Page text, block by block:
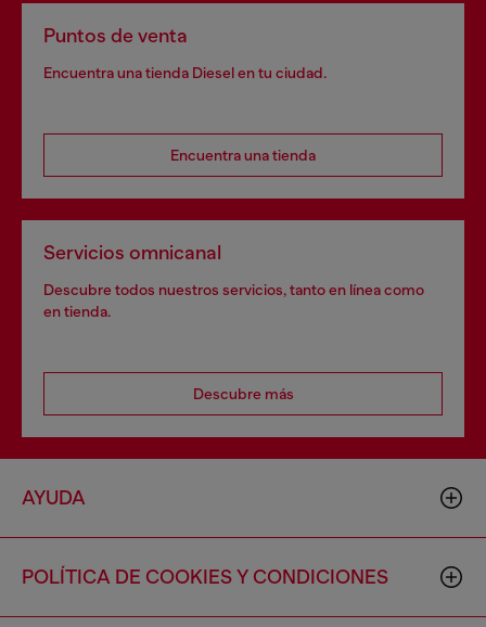
Puntos de venta
Encuentra una tienda Diesel en tu ciudad.
Encuentra una tienda
Servicios omnicanal
Descubre todos nuestros servicios, tanto en línea como
en tienda.
Descubre más
AYUDA
POLÍTICA DE COOKIES Y CONDICIONES